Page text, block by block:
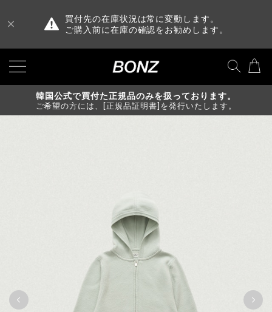
買付先の在庫状況は常に変動します。
ご購入前に在庫の確認をお勧めします。
韓国公式で買付た正規品のみを扱っております。
ご希望の方には、[正規品証明書]を発行いたします。